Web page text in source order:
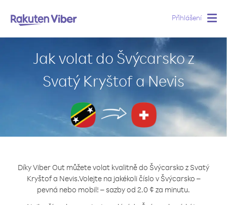
Přihlášení
Jak volat do Švýcarsko z
Svatý Kryštof a Nevis
Díky Viber Out můžete volat kvalitně do Švýcarsko z Svatý
Kryštof a Nevis.Volejte na jakékoli číslo v Švýcarsko –
pevná nebo mobil! – sazby od 2.0 ¢ za minutu.